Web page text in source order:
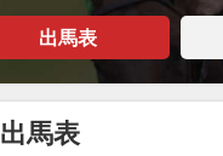
出馬表
出馬表